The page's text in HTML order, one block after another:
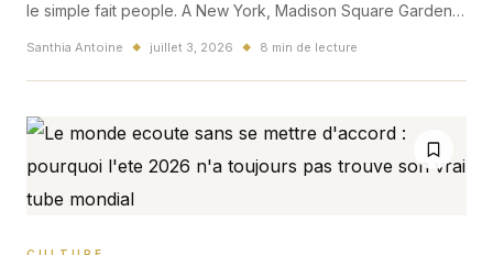
le simple fait people. A New York, Madison Square Garden
culture, securite maximale et pression urbaine.
Santhia Antoine ◆ juillet 3, 2026 ◆ 8 min de lecture